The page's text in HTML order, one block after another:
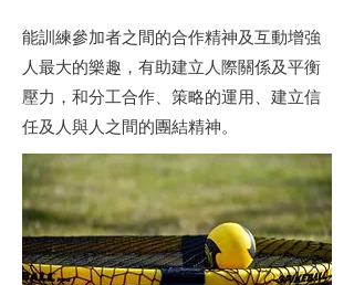
能訓練參加者之間的合作精神及互動增強
人最大的樂趣，有助建立人際關係及平衡
壓力，和分工合作、策略的運用、建立信
任及人與人之間的團結精神。